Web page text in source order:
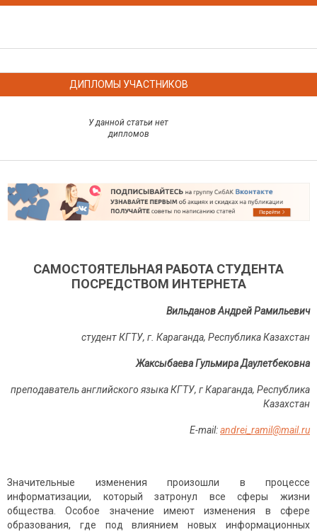
ДИПЛОМЫ УЧАСТНИКОВ
У данной статьи нет
дипломов
САМОСТОЯТЕЛЬНАЯ РАБОТА СТУДЕНТА
ПОСРЕДСТВОМ ИНТЕРНЕТА
Вильданов Андрей Рамильевич
студент КГТУ, г. Караганда, Республика Казахстан
Жаксыбаева Гульмира Даулетбековна
преподаватель английского языка КГТУ, г Караганда, Республика
Казахстан
E-mail:andrei_ramil@mail.ru
Значительные изменения произошли в процессе
информатизации, который затронул все сферы жизни
общества. Особое значение имеют изменения в сфере
образования, где под влиянием новых информа­ционных